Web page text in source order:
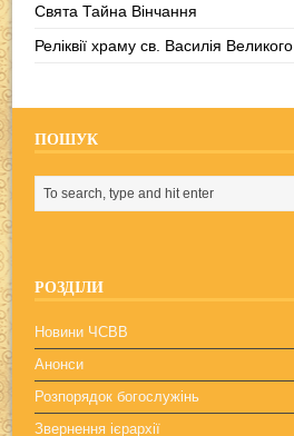
Свята Тайна Вінчання
Реліквії храму св. Василія Великого
ПОШУК
РОЗДІЛИ
Новини ЧСВВ
Анонси
Розпорядок богослужінь
Звернення ієрархії